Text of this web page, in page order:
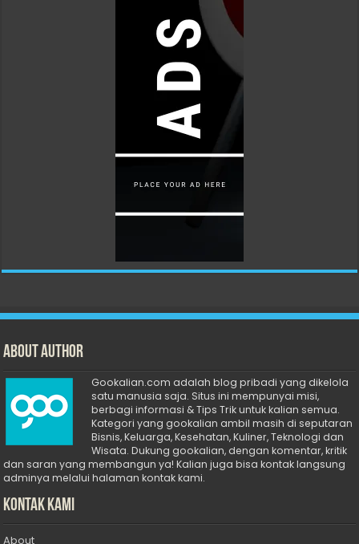
About Author
Gookalian.com adalah blog pribadi yang dikelola
satu manusia saja. Situs ini mempunyai misi,
berbagi informasi & Tips Trik untuk kalian semua.
Kategori yang gookalian ambil masih di seputaran
Bisnis, Keluarga, Kesehatan, Kuliner, Teknologi dan
Wisata. Dukung gookalian, dengan komentar, kritik
dan saran yang membangun ya! Kalian juga bisa kontak langsung
adminya melalui halaman kontak kami.
Kontak Kami
About